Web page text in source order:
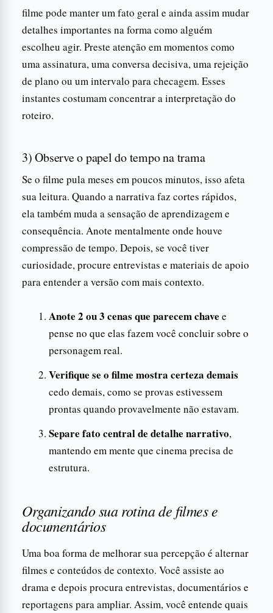
filme pode manter um fato geral e ainda assim mudar
detalhes importantes na forma como alguém
escolheu agir. Preste atenção em momentos como
uma assinatura, uma conversa decisiva, uma rejeição
de plano ou um intervalo para checagem. Esses
instantes costumam concentrar a interpretação do
roteiro.
3) Observe o papel do tempo na trama
Se o filme pula meses em poucos minutos, isso afeta
sua leitura. Quando a narrativa faz cortes rápidos,
ela também muda a sensação de aprendizagem e
consequência. Anote mentalmente onde houve
compressão de tempo. Depois, se você tiver
curiosidade, procure entrevistas e materiais de apoio
para entender a versão com mais contexto.
Anote 2 ou 3 cenas que parecem chave e
pense no que elas fazem você concluir sobre o
personagem real.
Verifique se o filme mostra certeza demais
cedo demais, como se provas estivessem
prontas quando provavelmente não estavam.
Separe fato central de detalhe narrativo,
mantendo em mente que cinema precisa de
estrutura.
Organizando sua rotina de filmes e
documentários
Uma boa forma de melhorar sua percepção é alternar
filmes e conteúdos de contexto. Você assiste ao
drama e depois procura entrevistas, documentários e
reportagens para ampliar. Assim, você entende quais